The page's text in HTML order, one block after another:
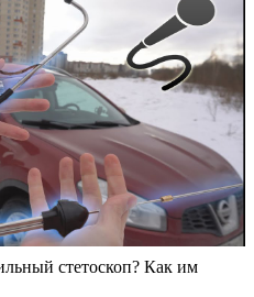
стетоскоп? Как им